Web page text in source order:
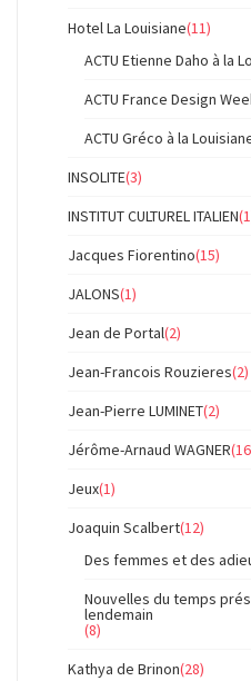
Hotel La Louisiane(11)
ACTU Etienne Daho à la
ACTU France Design
ACTU Gréco à la
INSOLITE(3)
INSTITUT CULTUREL ITALIEN
Jacques Fiorentino(15)
JALONS(1)
Jean de Portal(2)
Jean-Francois Rouzieres(2)
Jean-Pierre LUMINET(2)
Jérôme-Arnaud WAGNER
Jeux(1)
Joaquin Scalbert(12)
Des femmes et des
Nouvelles du temps
lendemain
(8)
Kathya de Brinon(28)